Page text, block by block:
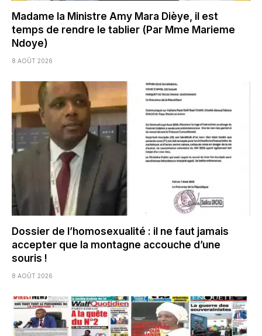
Madame la Ministre Amy Mara Dièye, il est
temps de rendre le tablier (Par Mme Marieme
Ndoye)
8 AOÛT 2026
Dossier de l’homosexualité : il ne faut jamais
accepter que la montagne accouche d’une
souris !
8 AOÛT 2026